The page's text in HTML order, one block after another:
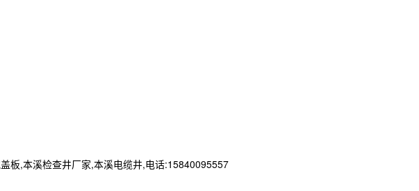
板,本溪检查井厂家,本溪电缆井,电话:15840095557